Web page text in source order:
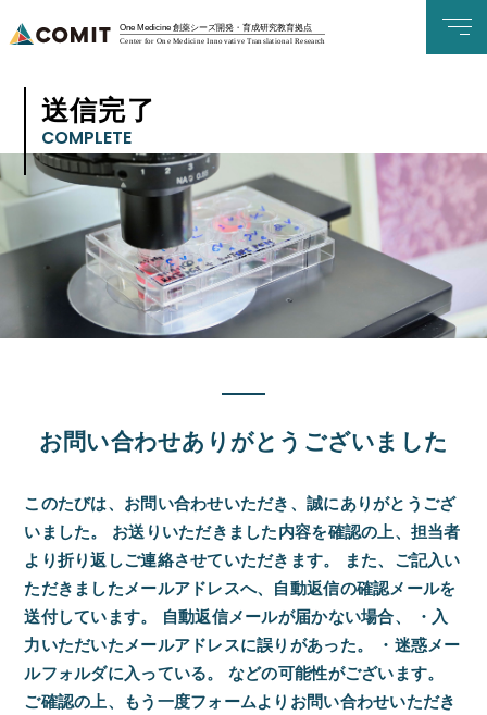
One Medicine 創薬シーズ開発・育成研究教育拠点
Center for One Medicine Innovative Translational Research
送信完了
COMPLETE
お問い合わせありがとうございました
このたびは、お問い合わせいただき、誠にありがとうござ
いました。
お送りいただきました内容を確認の上、担当者
より折り返しご連絡させていただきます。
また、ご記入い
ただきましたメールアドレスへ、自動返信の確認メールを
送付しています。
自動返信メールが届かない場合、
・入
力いただいたメールアドレスに誤りがあった。
・迷惑メー
ルフォルダに入っている。
などの可能性がございます。
ご確認の上、もう一度フォームよりお問い合わせいただき